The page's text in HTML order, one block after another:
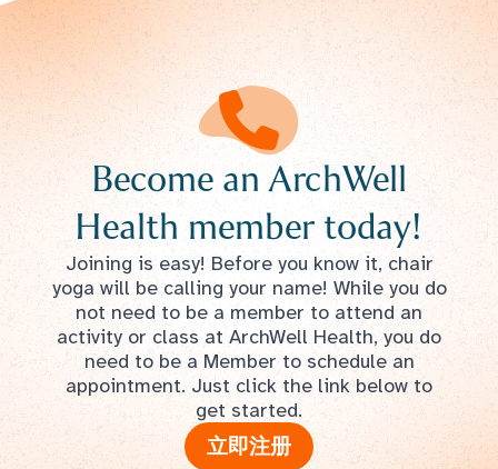
Become an ArchWell
Health member today!
Joining is easy! Before you know it, chair
yoga will be calling your name! While you do
not need to be a member to attend an
activity or class at ArchWell Health, you do
need to be a Member to schedule an
appointment. Just click the link below to
get started.
立即注册